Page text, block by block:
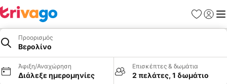
Προορισμός
Βερολίνο
Άφιξη/Αναχώρηση
Διάλεξε ημερομηνίες
Επισκέπτες & δωμάτια
2 πελάτες, 1 δωμάτιο